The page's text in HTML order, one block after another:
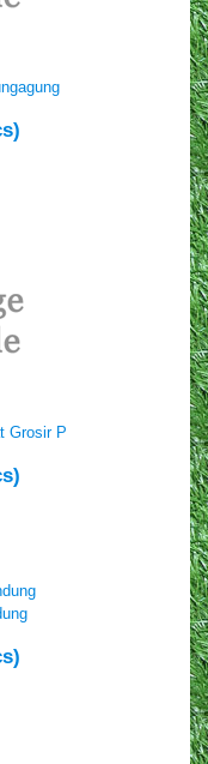
Grosir P